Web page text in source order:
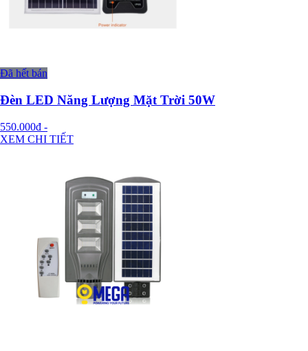
Đã hết bán
Đèn LED Năng Lượng Mặt Trời 50W
550.000đ -
XEM CHI TIẾT